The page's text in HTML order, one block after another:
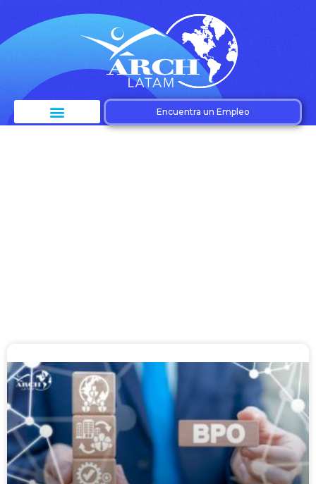
Encuentra un Empleo